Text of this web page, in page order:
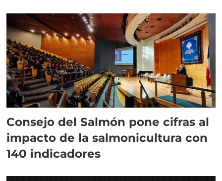
Consejo del Salmón pone cifras al
impacto de la salmonicultura con
140 indicadores